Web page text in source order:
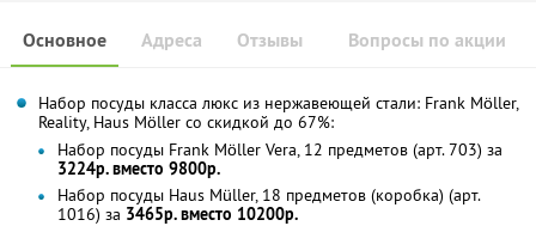
Основное Отзывы Вопросы по акции
Адреса
Набор посуды класса люкс из нержавеющей стали: Frank Möller,
Reality, Haus Möller со скидкой до 67%:
Набор посуды Frank Möller Vera, 12 предметов (арт. 703) за
3224р. вместо 9800р.
Набор посуды Haus Müller, 18 предметов (коробка) (арт.
1016) за 3465р. вместо 10200р.